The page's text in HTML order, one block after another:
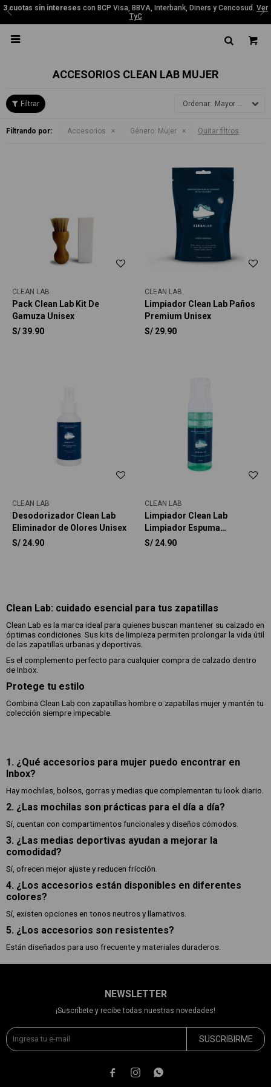
3 cuotas sin intereses con BCP Visa, BBVA, Interbank, Diners y Cencosud. Ver
TyC

ACCESORIOS CLEAN LAB MUJER
Mayor precio
Filtrando por: Accesorios Género: Mujer Quitar filtros
CLEAN LAB
Pack Clean Lab Kit De
Gamuza Unisex
S/39.90
CLEAN LAB
Limpiador Clean Lab Paños
Premium Unisex
S/ 29.90
CLEAN LAB
Desodorizador Clean Lab
Eliminador de Olores Unisex
S/ 24.90
CLEAN LAB
Limpiador Clean Lab
Limpiador Espuma
Premium Unisex
S/ 24.90
Clean Lab: cuidado esencial para tus zapatillas
Clean Lab es la marca ideal para quienes buscan mantener su calzado en
óptimas condiciones. Sus kits de limpieza permiten prolongar la vida útil
de las zapatillas urbanas y deportivas.
Es el complemento perfecto para cualquier compra de calzado dentro
de Inbox.
Protege tu estilo
Combina Clean Lab con zapatillas hombre o zapatillas mujer y mantén tu
colección siempre impecable.
1. ¿Qué accesorios para mujer puedo encontrar en
Inbox?
Hay mochilas, bolsos, gorras y medias que complementan tu look diario.
2. ¿Las mochilas son prácticas para el día a día?
Sí, cuentan con compartimentos funcionales y diseños cómodos.
3. ¿Las medias deportivas ayudan a mejorar la
comodidad?
Sí, ofrecen mejor ajuste y reducen fricción.
4. ¿Los accesorios están disponibles en diferentes
colores?
Sí, existen opciones en tonos neutros y llamativos.
5. ¿Los accesorios son resistentes?
Están diseñados para uso frecuente y materiales duraderos.
NEWSLETTER
¡Suscríbete y recibe todas nuestras novedades!
SUSCRIBIRME
  